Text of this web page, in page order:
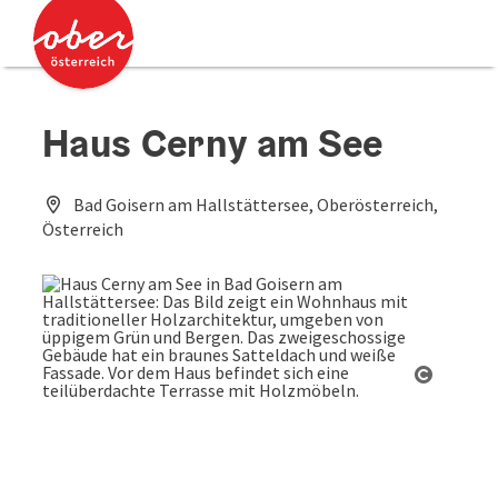
Zum Inhalt
Zum Seitenanfang
Haus Cerny am See
Bad Goisern am Hallstättersee, Oberösterreich,
Österreich